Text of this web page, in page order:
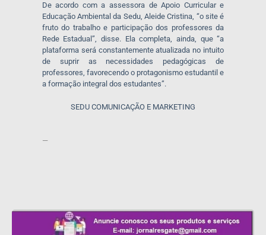
De acordo com a assessora de Apoio Curricular e
Educação Ambiental da Sedu, Aleide Cristina, “o site é
fruto do trabalho e participação dos professores da
Rede Estadual”, disse. Ela completa, ainda, que “a
plataforma será constantemente atualizada no intuito
de suprir as necessidades pedagógicas de
professores, favorecendo o protagonismo estudantil e
a formação integral dos estudantes”.
SEDU COMUNICAÇÃO E MARKETING
—